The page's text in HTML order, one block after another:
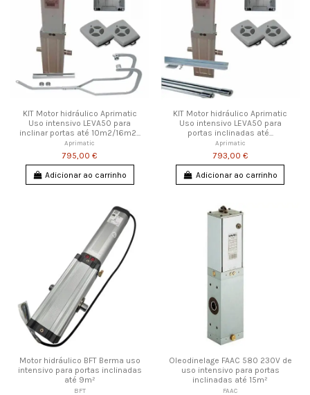
KIT Motor hidráulico Aprimatic
Uso intensivo LEVA50 para
inclinar portas até 10m2/16m2...
Aprimatic
795,00 €
Adicionar ao carrinho
KIT Motor hidráulico Aprimatic
Uso intensivo LEVA50 para
portas inclinadas até...
Aprimatic
793,00 €
Adicionar ao carrinho
Motor hidráulico BFT Berma uso
intensivo para portas inclinadas
até 9m²
BFT
Oleodinelage FAAC 580 230V de
uso intensivo para portas
inclinadas até 15m²
FAAC